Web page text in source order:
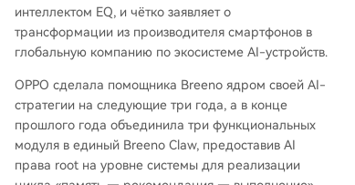
интеллектом EQ, и чётко заявляет о
трансформации из производителя смартфонов в
глобальную компанию по экосистеме AI-устройств.
OPPO сделала помощника Breeno ядром своей AI-
стратегии на следующие три года, а в конце
прошлого года объединила три функциональных
модуля в единый Breeno Claw, предоставив AI
права root на уровне системы для реализации